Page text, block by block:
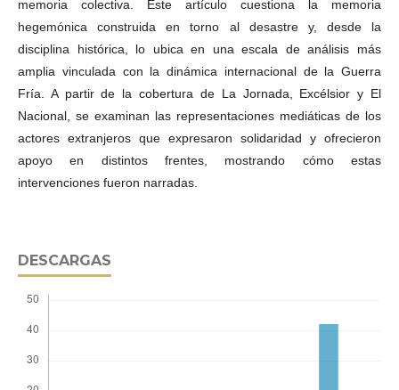
memoria colectiva. Este artículo cuestiona la memoria
hegemónica construida en torno al desastre y, desde la
disciplina histórica, lo ubica en una escala de análisis más
amplia vinculada con la dinámica internacional de la Guerra
Fría. A partir de la cobertura de La Jornada, Excélsior y El
Nacional, se examinan las representaciones mediáticas de los
actores extranjeros que expresaron solidaridad y ofrecieron
apoyo en distintos frentes, mostrando cómo estas
intervenciones fueron narradas.
DESCARGAS